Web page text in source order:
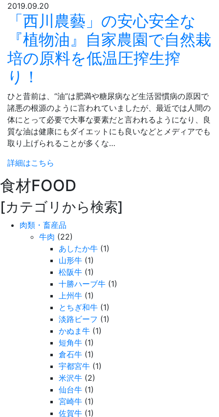
2019.09.20
「西川農藝」の安心安全な
『植物油』自家農園で自然栽
培の原料を低温圧搾生搾
り！
ひと昔前は、“油”は肥満や糖尿病など生活習慣病の原因で
諸悪の根源のように言われていましたが、最近では人間の
体にとって必要で大事な要素だと言われるようになり、良
質な油は健康にもダイエットにも良いなどとメディアでも
取り上げられることが多くな…
詳細はこちら
食材FOOD
[カテゴリから検索]
肉類・畜産品
牛肉 (22)
あしたか牛 (1)
山形牛 (1)
松阪牛 (1)
十勝ハーブ牛 (1)
上州牛 (1)
とちぎ和牛 (1)
淡路ビーフ (1)
かぬま牛 (1)
短角牛 (1)
倉石牛 (1)
宇都宮牛 (1)
米沢牛 (2)
仙台牛 (1)
宮崎牛 (1)
佐賀牛 (1)